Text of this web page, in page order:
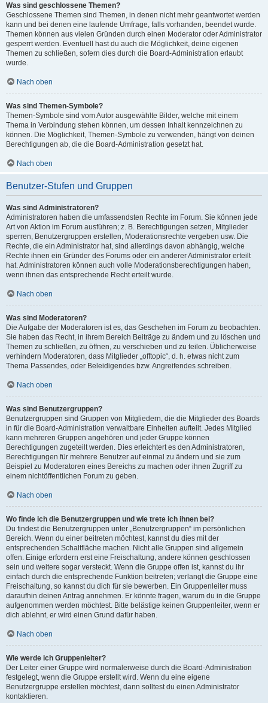
Was sind geschlossene Themen?
Geschlossene Themen sind Themen, in denen nicht mehr geantwortet werden
kann und bei denen eine laufende Umfrage, falls vorhanden, beendet wurde.
Themen können aus vielen Gründen durch einen Moderator oder Administrator
gesperrt werden. Eventuell hast du auch die Möglichkeit, deine eigenen
Themen zu schließen, sofern dies durch die Board-Administration erlaubt
wurde.
Nach oben
Was sind Themen-Symbole?
Themen-Symbole sind vom Autor ausgewählte Bilder, welche mit einem
Thema in Verbindung stehen können, um dessen Inhalt kennzeichnen zu
können. Die Möglichkeit, Themen-Symbole zu verwenden, hängt von deinen
Berechtigungen ab, die die Board-Administration gesetzt hat.
Nach oben
Benutzer-Stufen und Gruppen
Was sind Administratoren?
Administratoren haben die umfassendsten Rechte im Forum. Sie können jede
Art von Aktion im Forum ausführen; z. B. Berechtigungen setzen, Mitglieder
sperren, Benutzergruppen erstellen, Moderationsrechte vergeben usw. Die
Rechte, die ein Administrator hat, sind allerdings davon abhängig, welche
Rechte ihnen ein Gründer des Forums oder ein anderer Administrator erteilt
hat. Administratoren können auch volle Moderationsberechtigungen haben,
wenn ihnen das entsprechende Recht erteilt wurde.
Nach oben
Was sind Moderatoren?
Die Aufgabe der Moderatoren ist es, das Geschehen im Forum zu beobachten.
Sie haben das Recht, in ihrem Bereich Beiträge zu ändern und zu löschen und
Themen zu schließen, zu öffnen, zu verschieben und zu teilen. Üblicherweise
verhindern Moderatoren, dass Mitglieder „offtopic“, d. h. etwas nicht zum
Thema Passendes, oder Beleidigendes bzw. Angreifendes schreiben.
Nach oben
Was sind Benutzergruppen?
Benutzergruppen sind Gruppen von Mitgliedern, die die Mitglieder des Boards
in für die Board-Administration verwaltbare Einheiten aufteilt. Jedes Mitglied
kann mehreren Gruppen angehören und jeder Gruppe können
Berechtigungen zugeteilt werden. Dies erleichtert es den Administratoren,
Berechtigungen für mehrere Benutzer auf einmal zu ändern und sie zum
Beispiel zu Moderatoren eines Bereichs zu machen oder ihnen Zugriff zu
einem nichtöffentlichen Forum zu geben.
Nach oben
Wo finde ich die Benutzergruppen und wie trete ich ihnen bei?
Du findest die Benutzergruppen unter „Benutzergruppen“ im persönlichen
Bereich. Wenn du einer beitreten möchtest, kannst du dies mit der
entsprechenden Schaltfläche machen. Nicht alle Gruppen sind allgemein
offen. Einige erfordern erst eine Freischaltung, andere können geschlossen
sein und weitere sogar versteckt. Wenn die Gruppe offen ist, kannst du ihr
einfach durch die entsprechende Funktion beitreten; verlangt die Gruppe eine
Freischaltung, so kannst du dich für sie bewerben. Ein Gruppenleiter muss
daraufhin deinen Antrag annehmen. Er könnte fragen, warum du in die Gruppe
aufgenommen werden möchtest. Bitte belästige keinen Gruppenleiter, wenn er
dich ablehnt, er wird einen Grund dafür haben.
Nach oben
Wie werde ich Gruppenleiter?
Der Leiter einer Gruppe wird normalerweise durch die Board-Administration
festgelegt, wenn die Gruppe erstellt wird. Wenn du eine eigene
Benutzergruppe erstellen möchtest, dann solltest du einen Administrator
kontaktieren.